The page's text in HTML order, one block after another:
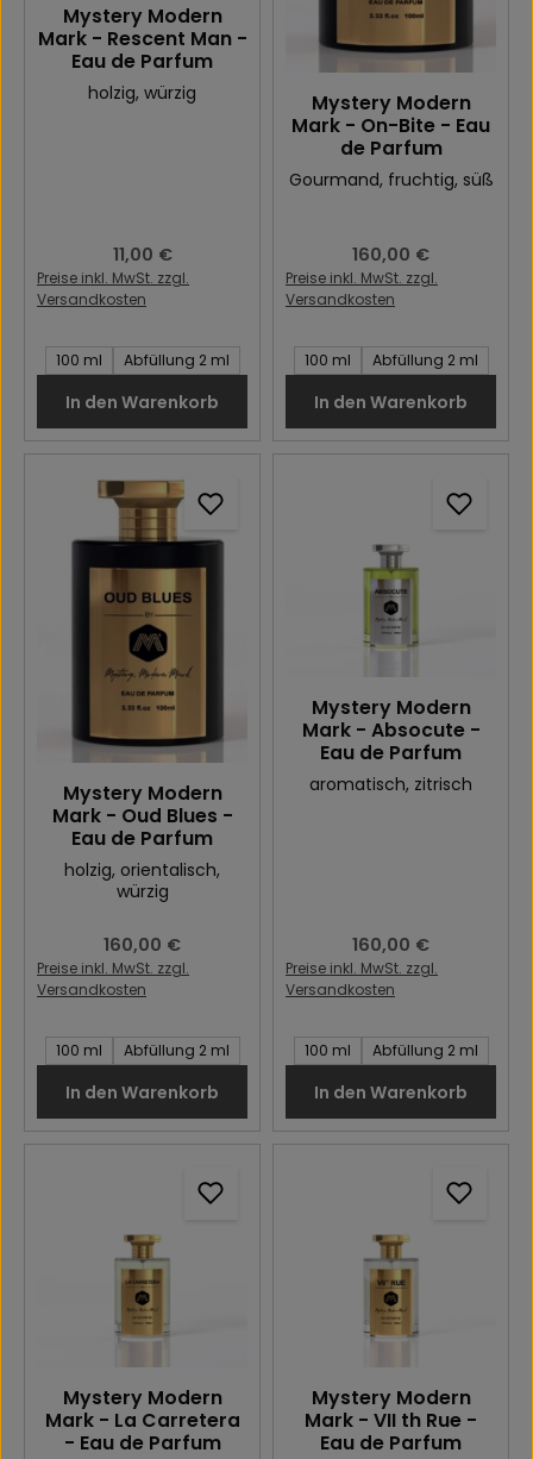
Mystery Modern
Mark - Rescent Man -
Eau de Parfum
holzig, würzig
Regulärer Preis:
11,00 €
Preise inkl. MwSt. zzgl.
Versandkosten
Inhalt des Artikel:
100 ml Abfüllung 2 ml
In den Warenkorb
Mystery Modern
Mark - On-Bite - Eau
de Parfum
Gourmand, fruchtig, süß
Regulärer Preis:
160,00 €
Preise inkl. MwSt. zzgl.
Versandkosten
Inhalt des Artikel:
100 ml Abfüllung 2 ml
In den Warenkorb
Mystery Modern
Mark - Oud Blues -
Eau de Parfum
holzig, orientalisch,
würzig
Regulärer Preis:
160,00 €
Preise inkl. MwSt. zzgl.
Versandkosten
Inhalt des Artikel:
100 ml Abfüllung 2 ml
In den Warenkorb
Mystery Modern
Mark - Absocute -
Eau de Parfum
aromatisch, zitrisch
Regulärer Preis:
160,00 €
Preise inkl. MwSt. zzgl.
Versandkosten
Inhalt des Artikel:
100 ml Abfüllung 2 ml
In den Warenkorb
Mystery Modern
Mark - La Carretera
- Eau de Parfum
Mystery Modern
Mark - VII th Rue -
Eau de Parfum